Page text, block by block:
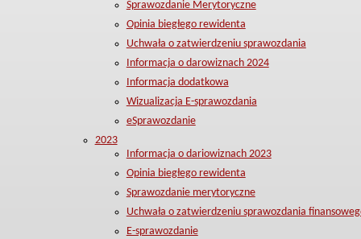
Sprawozdanie Merytoryczne
Opinia biegłego rewidenta
Uchwała o zatwierdzeniu sprawozdania
Informacja o darowiznach 2024
Informacja dodatkowa
Wizualizacja E-sprawozdania
eSprawozdanie
2023
Informacja o dariowiznach 2023
Opinia biegłego rewidenta
Sprawozdanie merytoryczne
Uchwała o zatwierdzeniu sprawozdania
E-sprawozdanie